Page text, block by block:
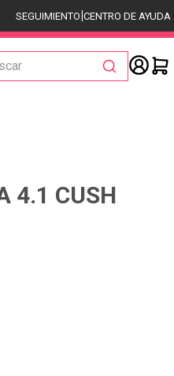
SEGUIMIENTO|CENTRO DE AYUDA
4.1 CUSH